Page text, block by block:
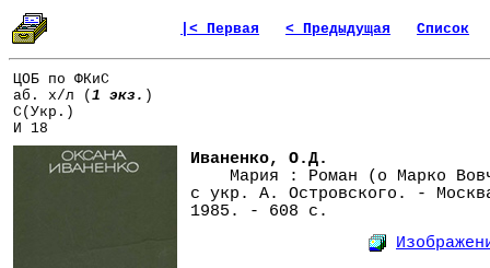
|< Первая < Предыдущая Список
ЦОБ по ФКиС
аб. х/л ( 1 экз. )
С(Укр.)
И 18
Иваненко, О.Д.
Мария : Роман (о Марко
с укр. А. Островского. -
1985. - 608 с.